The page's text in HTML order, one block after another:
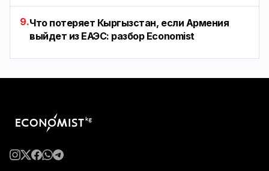
9.Что потеряет Кыргызстан, если Армения
выйдет из ЕАЭС: разбор Economist